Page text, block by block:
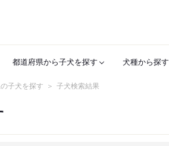
都道府県から子犬を探す 犬種から探す
子犬を探す 子犬検索結果